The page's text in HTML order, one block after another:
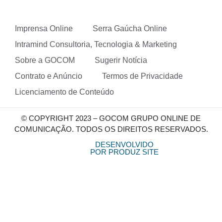
Imprensa Online
Serra Gaúcha Online
Intramind Consultoria, Tecnologia & Marketing
Sobre a GOCOM
Sugerir Notícia
Contrato e Anúncio
Termos de Privacidade
Licenciamento de Conteúdo
© COPYRIGHT 2023 – GOCOM GRUPO ONLINE DE
COMUNICAÇÃO. TODOS OS DIREITOS RESERVADOS.
DESENVOLVIDO
POR PRODUZ SITE